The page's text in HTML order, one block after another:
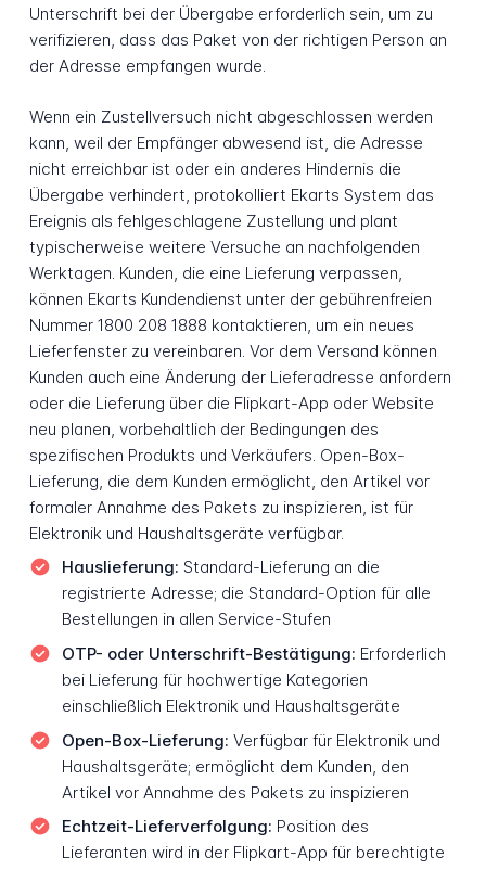
Unterschrift bei der Übergabe erforderlich sein, um zu
verifizieren, dass das Paket von der richtigen Person an
der Adresse empfangen wurde.
Wenn ein Zustellversuch nicht abgeschlossen werden
kann, weil der Empfänger abwesend ist, die Adresse
nicht erreichbar ist oder ein anderes Hindernis die
Übergabe verhindert, protokolliert Ekarts System das
Ereignis als fehlgeschlagene Zustellung und plant
typischerweise weitere Versuche an nachfolgenden
Werktagen. Kunden, die eine Lieferung verpassen,
können Ekarts Kundendienst unter der gebührenfreien
Nummer 1800 208 1888 kontaktieren, um ein neues
Lieferfenster zu vereinbaren. Vor dem Versand können
Kunden auch eine Änderung der Lieferadresse anfordern
oder die Lieferung über die Flipkart-App oder Website
neu planen, vorbehaltlich der Bedingungen des
spezifischen Produkts und Verkäufers. Open-Box-
Lieferung, die dem Kunden ermöglicht, den Artikel vor
formaler Annahme des Pakets zu inspizieren, ist für
Elektronik und Haushaltsgeräte verfügbar.
Hauslieferung: Standard-Lieferung an die
registrierte Adresse; die Standard-Option für alle
Bestellungen in allen Service-Stufen
OTP- oder Unterschrift-Bestätigung: Erforderlich
bei Lieferung für hochwertige Kategorien
einschließlich Elektronik und Haushaltsgeräte
Open-Box-Lieferung: Verfügbar für Elektronik und
Haushaltsgeräte; ermöglicht dem Kunden, den
Artikel vor Annahme des Pakets zu inspizieren
Echtzeit-Lieferverfolgung: Position des
Lieferanten wird in der Flipkart-App für berechtigte